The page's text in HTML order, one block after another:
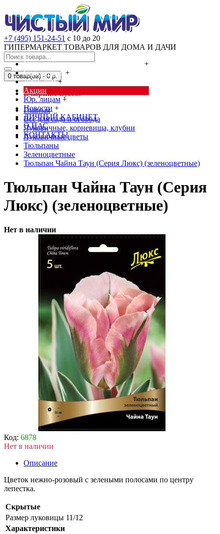
+7 (495) 151-24-51 с 10 до 20
ГИПЕРМАРКЕТ ТОВАРОВ ДЛЯ ДОМА И ДАЧИ
Cредства от насекомых и грызунов
+
Сад, огород +
Дача, дом +
Акции +
Юр. лицам +
Новости +
ЛИЧНЫЙ КАБИНЕТ
О НАС
КОНТАКТЫ
0 товар(ов) - 0 р.
В корзине пусто!
Главная
Всё для сада и огорода
Луковичные, корневища, клубни
Луковичные цветы
Тюльпаны
Зеленоцветные
Тюльпан Чайна Таун (Серия Люкс) (зеленоцветные)
Тюльпан Чайна Таун (Серия
Люкс) (зеленоцветные)
Нет в наличии
Код: 6878
Нет в наличии
Описание
Цветок нежно-розовый с зелеными полосами по центру
лепестка.
Скрытые
Размер луковицы 11/12
Характеристики